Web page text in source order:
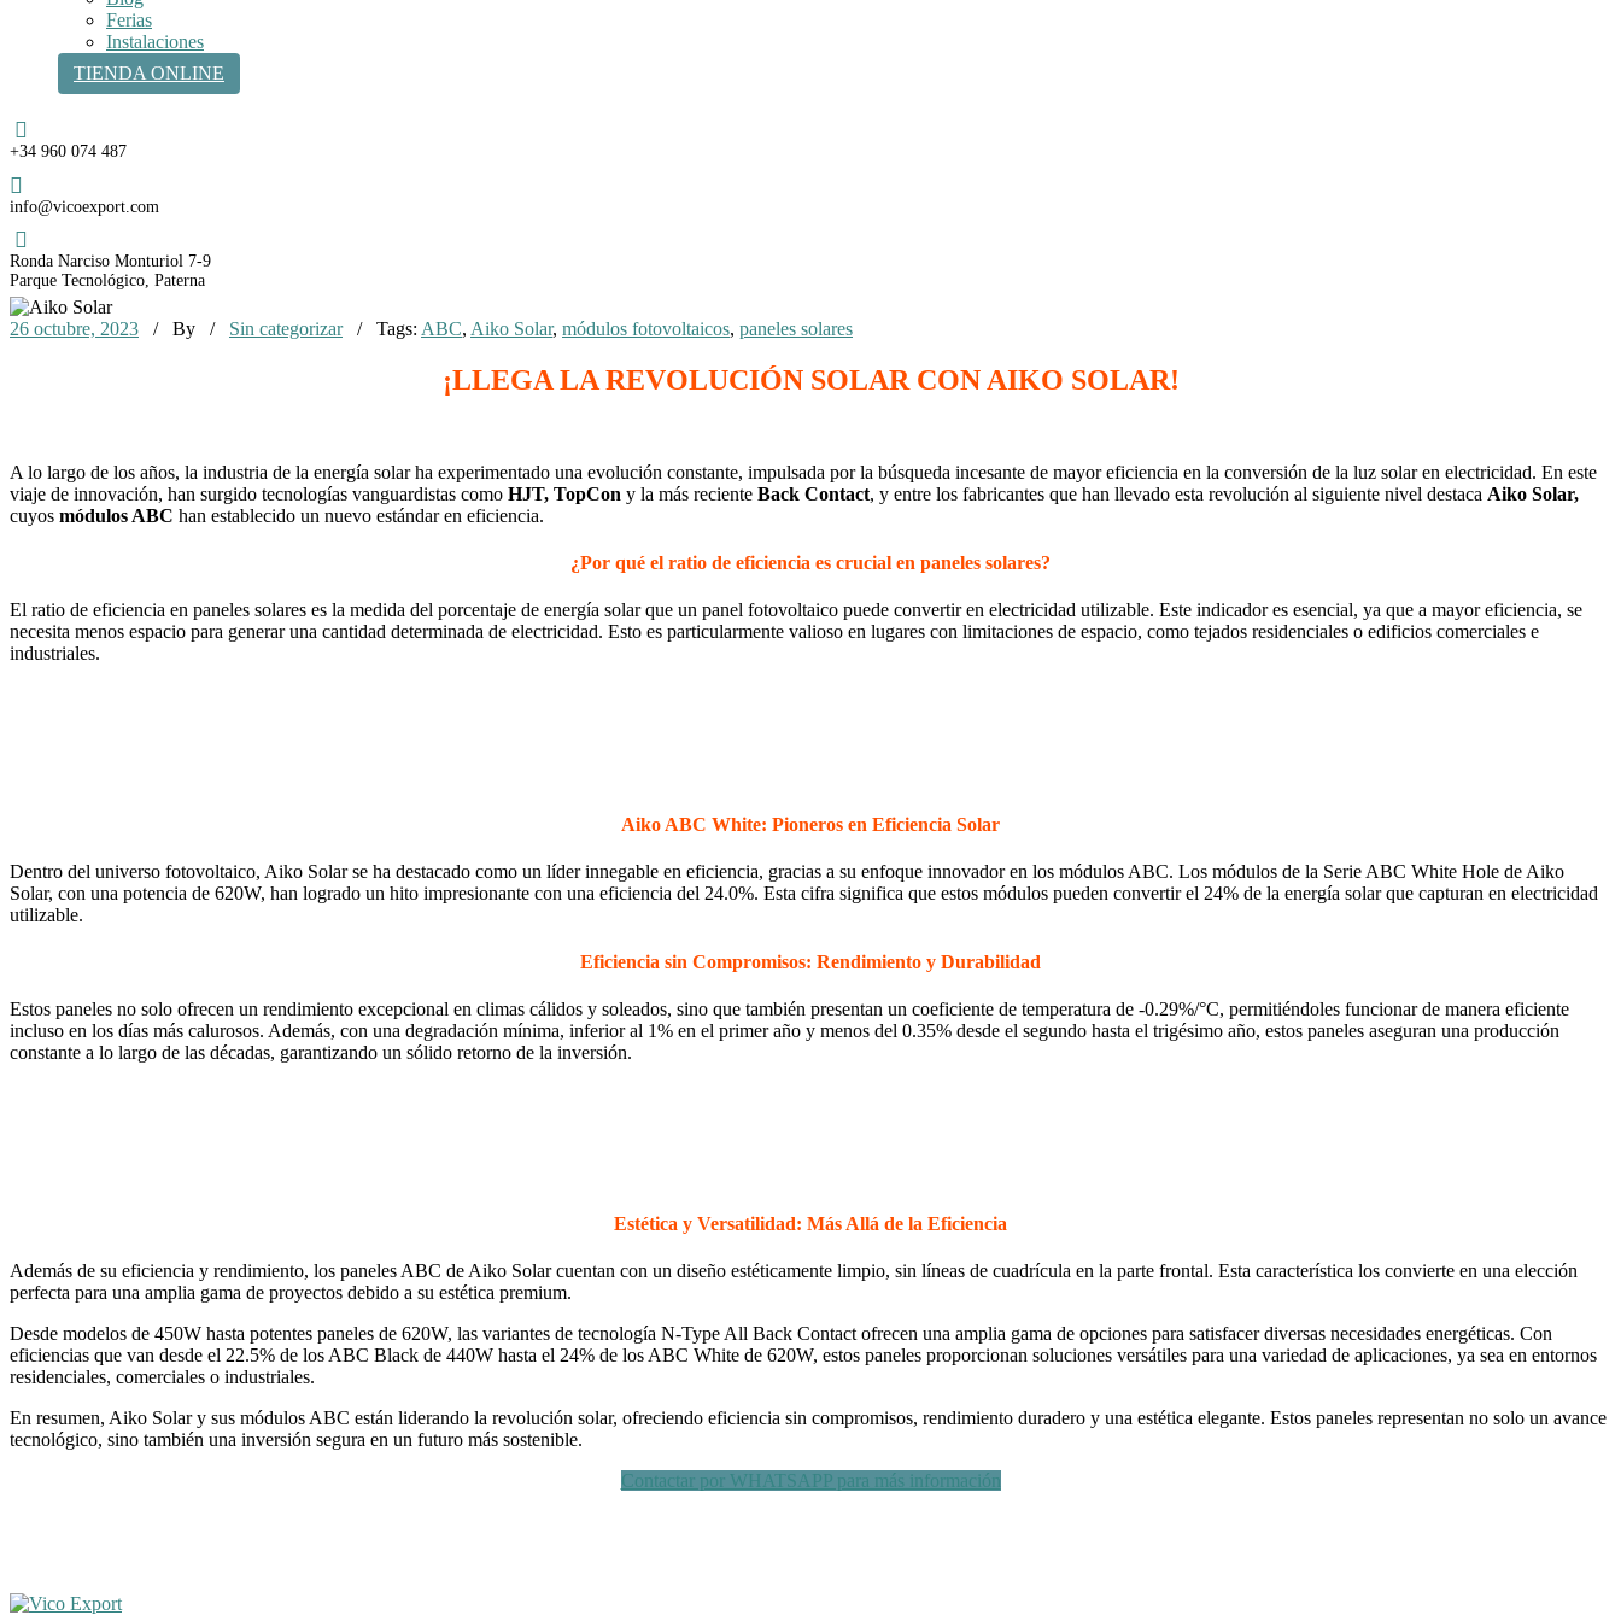
Ferias
Instalaciones
TIENDA ONLINE
Teléfono
+34 960 074 487
Email
info@vicoexport.com
Dirección
Ronda Narciso Monturiol 7-9
Parque Tecnológico, Paterna
26 octubre, 2023 / By / Sin categorizar/ Tags: ABC, Aiko Solar, módulos fotovoltaicos, paneles solares
¡LLEGA LA REVOLUCIÓN SOLAR CON AIKO SOLAR!
A lo largo de los años, la industria de la energía solar ha experimentado una evolución constante, impulsada por la búsqueda incesante de mayor eficiencia en la conversión de la luz solar en electricidad. En este
viaje de innovación, han surgido tecnologías vanguardistas como HJT, TopCon y la más reciente Back Contact, y entre los fabricantes que han llevado esta revolución al siguiente nivel destaca Aiko Solar,
cuyos módulos ABC han establecido un nuevo estándar en eficiencia.
¿Por qué el ratio de eficiencia es crucial en paneles solares?
El ratio de eficiencia en paneles solares es la medida del porcentaje de energía solar que un panel fotovoltaico puede convertir en electricidad utilizable. Este indicador es esencial, ya que a mayor eficiencia, se
necesita menos espacio para generar una cantidad determinada de electricidad. Esto es particularmente valioso en lugares con limitaciones de espacio, como tejados residenciales o edificios comerciales e
industriales.
Aiko ABC White: Pioneros en Eficiencia Solar
Dentro del universo fotovoltaico, Aiko Solar se ha destacado como un líder innegable en eficiencia, gracias a su enfoque innovador en los módulos ABC. Los módulos de la Serie ABC White Hole de Aiko
Solar, con una potencia de 620W, han logrado un hito impresionante con una eficiencia del 24.0%. Esta cifra significa que estos módulos pueden convertir el 24% de la energía solar que capturan en electricidad
utilizable.
Eficiencia sin Compromisos: Rendimiento y Durabilidad
Estos paneles no solo ofrecen un rendimiento excepcional en climas cálidos y soleados, sino que también presentan un coeficiente de temperatura de -0.29%/°C, permitiéndoles funcionar de manera eficiente
incluso en los días más calurosos. Además, con una degradación mínima, inferior al 1% en el primer año y menos del 0.35% desde el segundo hasta el trigésimo año, estos paneles aseguran una producción
constante a lo largo de las décadas, garantizando un sólido retorno de la inversión.
Estética y Versatilidad: Más Allá de la Eficiencia
Además de su eficiencia y rendimiento, los paneles ABC de Aiko Solar cuentan con un diseño estéticamente limpio, sin líneas de cuadrícula en la parte frontal. Esta característica los convierte en una elección
perfecta para una amplia gama de proyectos debido a su estética premium.
Desde modelos de 450W hasta potentes paneles de 620W, las variantes de tecnología N-Type All Back Contact ofrecen una amplia gama de opciones para satisfacer diversas necesidades energéticas. Con
eficiencias que van desde el 22.5% de los ABC Black de 440W hasta el 24% de los ABC White de 620W, estos paneles proporcionan soluciones versátiles para una variedad de aplicaciones, ya sea en entornos
residenciales, comerciales o industriales.
En resumen, Aiko Solar y sus módulos ABC están liderando la revolución solar, ofreciendo eficiencia sin compromisos, rendimiento duradero y una estética elegante. Estos paneles representan no solo un avance
tecnológico, sino también una inversión segura en un futuro más sostenible.
Contactar por WHATSAPP para más información